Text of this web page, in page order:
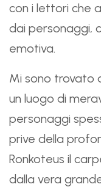
con i lettori che
dai personaggi,
emotiva.
Mi sono trovato
un luogo di
personaggi
prive della
Ronkoteus il
dalla vera